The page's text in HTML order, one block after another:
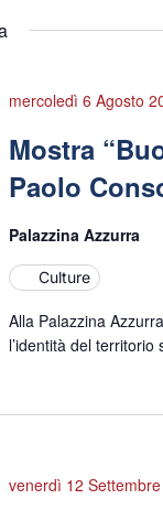
mercoledì 6 Agosto
Mostra
Paolo
Palazzina Azzurra
Culture
Alla Palazzina
l’identità del territorio
venerdì 12